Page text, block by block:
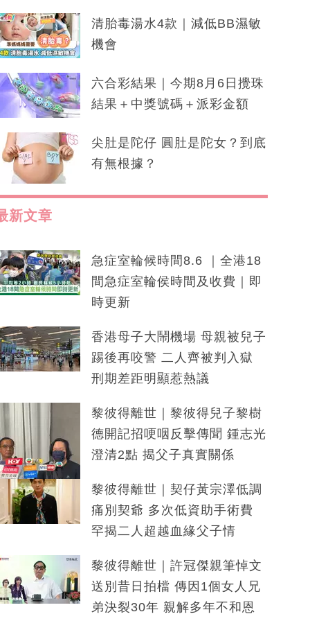
清胎毒湯水4款｜減低BB濕敏
機會
六合彩結果｜今期8月6日攪珠
結果＋中獎號碼＋派彩金額
尖肚是陀仔 圓肚是陀女？到底
有無根據？
新文章
急症室輪候時間8.6 ｜全港18
間急症室輪侯時間及收費｜即
時更新
香港母子大鬧機場 母親被兒子
踢後再咬警 二人齊被判入獄
刑期差距明顯惹熱議
黎彼得離世｜黎彼得兒子黎樹
德開記招哽咽反擊傳聞 鍾志光
澄清2點 揭父子真實關係
黎彼得離世｜契仔黃宗澤低調
痛別契爺 多次低資助手術費
罕揭二人超越血緣父子情
黎彼得離世｜許冠傑親筆悼文
送別昔日拍檔 傳因1個女人兄
弟決裂30年 親解多年不和恩